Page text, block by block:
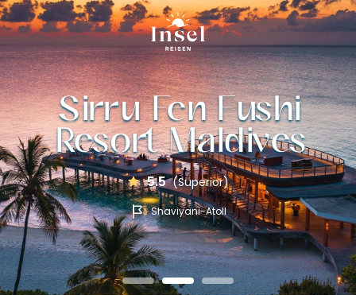
Sirru Fen Fushi
Resort Maldives
5.5 (Superior)
Shaviyani-Atoll